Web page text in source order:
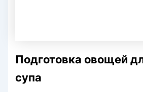
Подготовка овощей
супа